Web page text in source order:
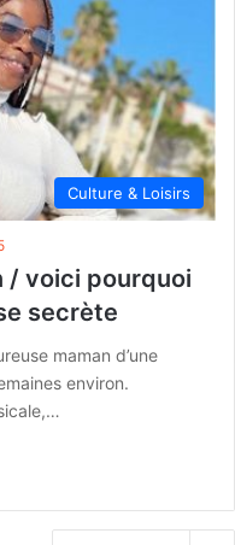
Culture & Loisirs
/ voici pourquoi
secrète
maman d’une
environ.